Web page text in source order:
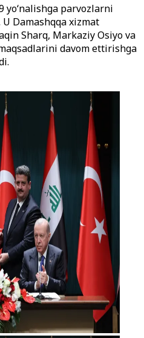
yo‘nalishga parvozlarni
Damashqqa xizmat
Sharq, Markaziy Osiyo va
davom ettirishga